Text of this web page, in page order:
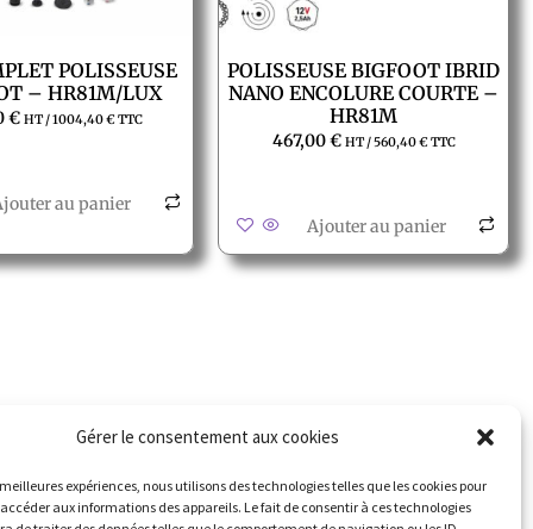
Gérer le consentement aux cookies
expériences, nous utilisons des technologies telles que les cookies pour
aux informations des appareils. Le fait de consentir à ces technologies
POLISSEUSE
– HR81M/LUX
€ HT /1004,40€TTC
au panier
POLISSEUSE BIGFOOT IBRID
NANO ENCOLURE COURTE –
HR81M
467,00€ HT /560,40€TTC
Ajouter au panier
météo